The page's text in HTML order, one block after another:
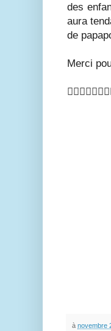
des
aura
de
Merci
à novembre